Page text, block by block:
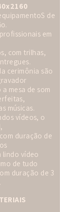
de
em
com trilhas,
cerimônia são
mesa de som
músicas.
vídeos, o
duração de
lindo vídeo
de tudo
duração de 3